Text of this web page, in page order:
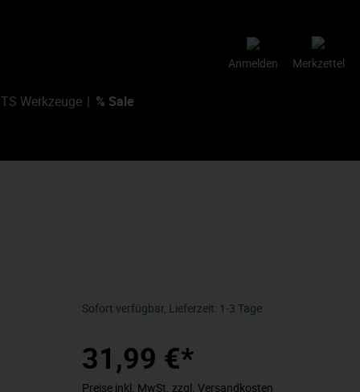
Merkzettel
Anmelden
Werkzeuge % Sale
Sofort verfügbar, Lieferzeit: 1-3 Tage
31,99 €*
Preise inkl. MwSt. zzgl. Versandkosten